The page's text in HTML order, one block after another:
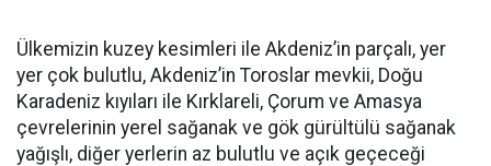
Ülkemizin kuzey kesimleri ile Akdeniz’in parçalı, yer
yer çok bulutlu, Akdeniz’in Toroslar mevkii, Doğu
Karadeniz kıyıları ile Kırklareli, Çorum ve Amasya
çevrelerinin yerel sağanak ve gök gürültülü sağanak
yağışlı, diğer yerlerin az bulutlu ve açık geçeceği